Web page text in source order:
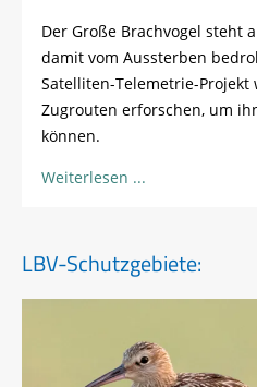
Der Große Brachvogel steht
damit vom Aussterben
Satelliten-Telemetrie-Projekt
Zugrouten erforschen, um
können.
Weiterlesen
LBV-Schutzgebiete: